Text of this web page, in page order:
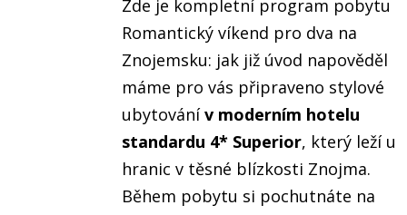
Zde je kompletní program pobytu
Romantický víkend pro dva na
Znojemsku: jak již úvod napověděl
máme pro vás připraveno stylové
ubytovánív moderním hotelu
standardu 4* Superior, který leží u
hranic v těsné blízkosti Znojma.
Během pobytu si pochutnáte na